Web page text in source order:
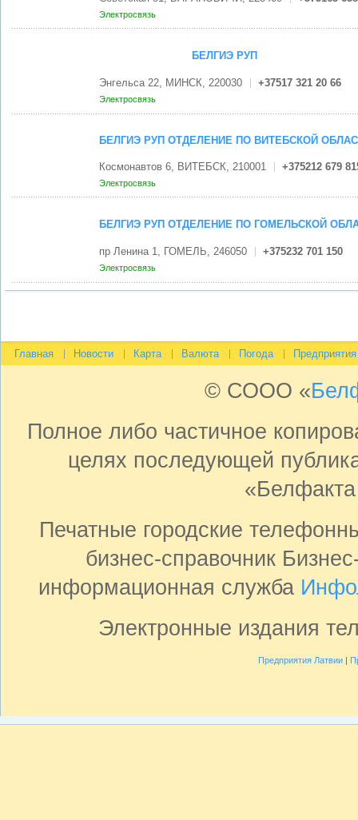
Электросвязь
БЕЛГИЭ РУП
Энгельса 22, МИНСК, 220030 +37517 321 20 66
Электросвязь
БЕЛГИЭ РУП ОТДЕЛЕНИЕ ПО ВИТЕБСКОЙ
Космонавтов 6, ВИТЕБСК, 210001 +375212 679
Электросвязь
БЕЛГИЭ РУП ОТДЕЛЕНИЕ ПО ГОМЕЛЬСКОЙ
пр Ленина 1, ГОМЕЛЬ, 246050 +375232 701 150
Электросвязь
Главная Новости Карта Валюта Погода Предприятия
© СООО «
Полное либо частичное
целях последующей
Печатные городские
бизнес-справочник
информационная служба
Электронные издания
Предприятия Латвии|